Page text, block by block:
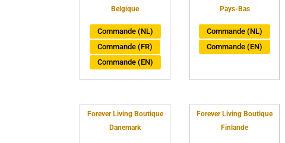
Belgique
Commande (NL)
Commande (FR)
Commande (EN)
Pays-Bas
Commande (NL)
Commande (EN)
Forever Living Boutique
Danemark
Forever Living Boutique
Finlande